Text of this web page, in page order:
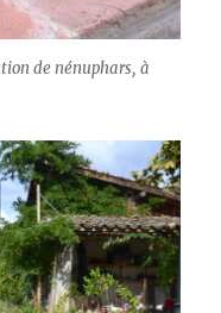
de nénuphars, à